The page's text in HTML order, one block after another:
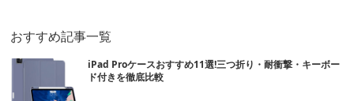
おすすめ記事一覧
iPad Proケースおすすめ11選!三つ折り・耐衝撃・キーボー
ド付きを徹底比較